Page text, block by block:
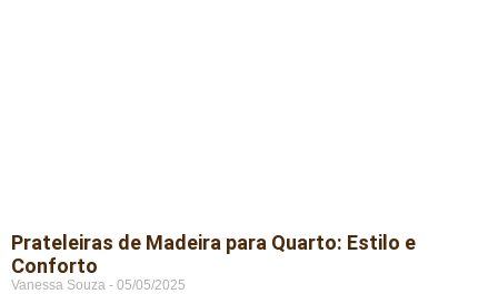
Prateleiras de Madeira para Quarto: Estilo e
Conforto
Vanessa Souza 05/05/2025